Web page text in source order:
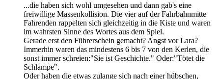
...die haben sich wohl umgesehen und dann gab's eine
freiwillige Massenkollision. Die vier auf der Fahrbahnmitte
Fahrenden rappelten sich gleichzeitig in die Kiste und waren
im wahrsten Sinne des Wortes aus dem Spiel.
Gerade erst den Führerschein gemacht? Angst vor Lara?
Immerhin waren das mindestens 6 bis 7 von den Kerlen, die
sonst immer schreien:"Sie ist Geschichte." Oder:"Tötet die
Schlampe".
Oder haben die etwas zulange sich nach einer hübschen,